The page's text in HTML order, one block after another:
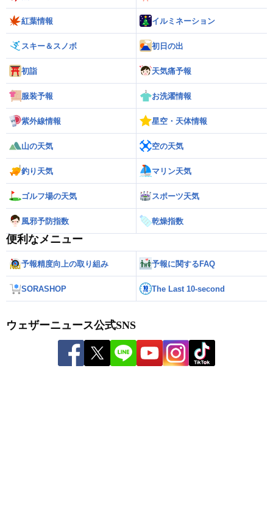
紅葉情報 イルミネーション
スキー＆スノボ 初日の出
初詣 天気痛予報
服装予報 お洗濯情報
紫外線情報 星空・天体情報
山の天気 空の天気
釣り天気 マリン天気
ゴルフ場の天気 スポーツ天気
風邪予防指数 乾燥指数
便利なメニュー
予報精度向上の取り組み 予報に関するFAQ
SORASHOP The Last 10-second
ウェザーニュース公式SNS